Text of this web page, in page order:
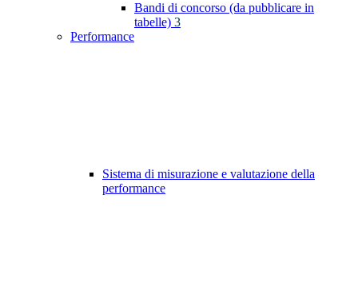
Bandi di concorso (da pubblicare in
tabelle) 3
Performance
Sistema di misurazione e valutazione della
performance